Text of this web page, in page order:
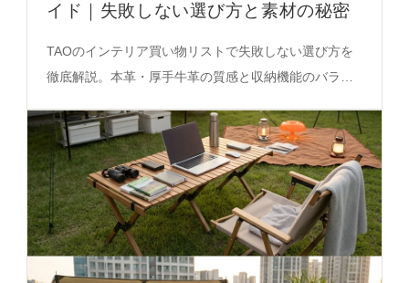
イド｜失敗しない選び方と素材の秘密
TAOのインテリア買い物リストで失敗しない選び方を
徹底解説。本革・厚手牛革の質感と収納機能のバラン